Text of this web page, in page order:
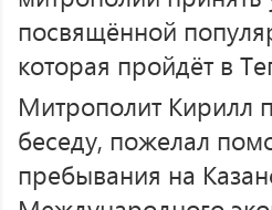
посвящённой
которая пройдёт в
Митрополит Кирилл
беседу, пожелал
пребывания на